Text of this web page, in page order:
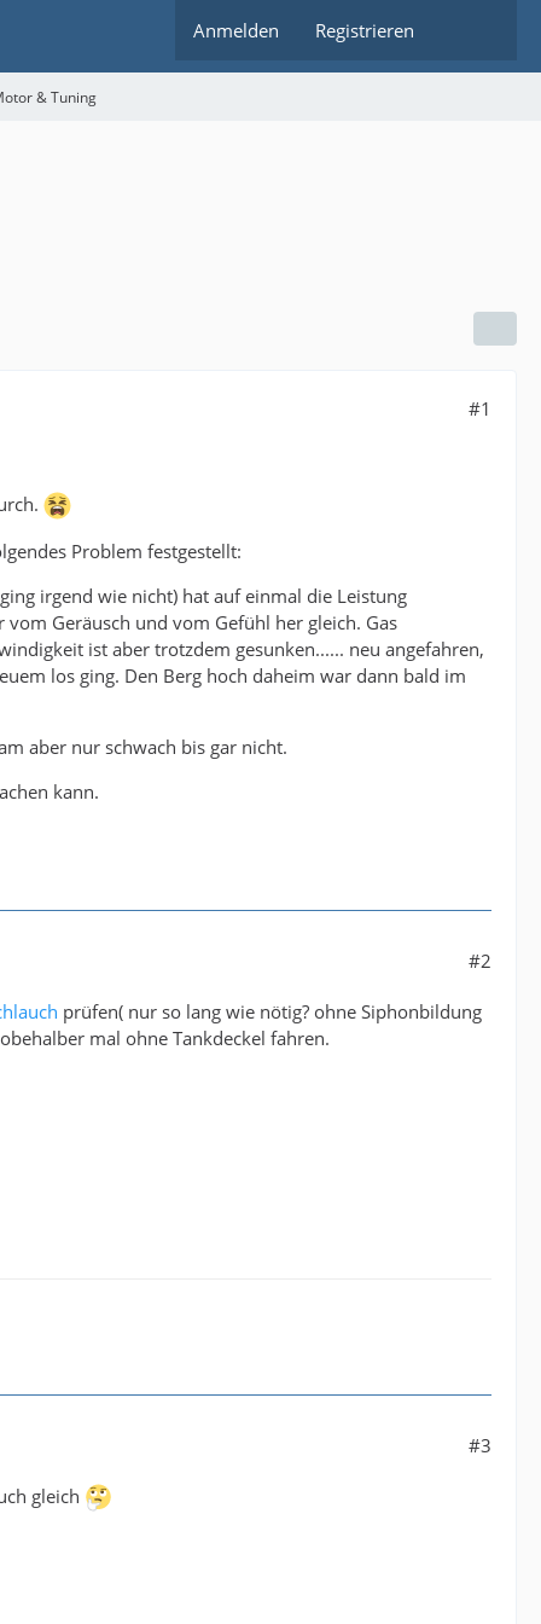
Anmelden Registrieren
& Tuning
#1
Problem festgestellt:
irgend wie nicht) hat auf einmal die Leistung
Geräusch und vom Gefühl her gleich. Gas
ist aber trotzdem gesunken...... neu angefahren,
los ging. Den Berg hoch daheim war dann bald im
aber nur schwach bis gar nicht.
kann.
#2
prüfen( nur so lang wie nötig? ohne Siphonbildung
mal ohne Tankdeckel fahren.
#3
gleich